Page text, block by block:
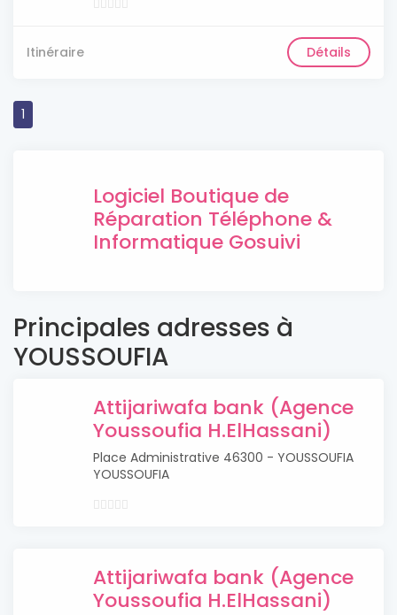
Itinéraire Détails
1
Logiciel Boutique de
Réparation Téléphone &
Informatique Gosuivi
Principales adresses à
YOUSSOUFIA
Attijariwafa bank (Agence
Youssoufia H.ElHassani)
Place Administrative 46300 - YOUSSOUFIA
YOUSSOUFIA
Attijariwafa bank (Agence
Youssoufia H.ElHassani)